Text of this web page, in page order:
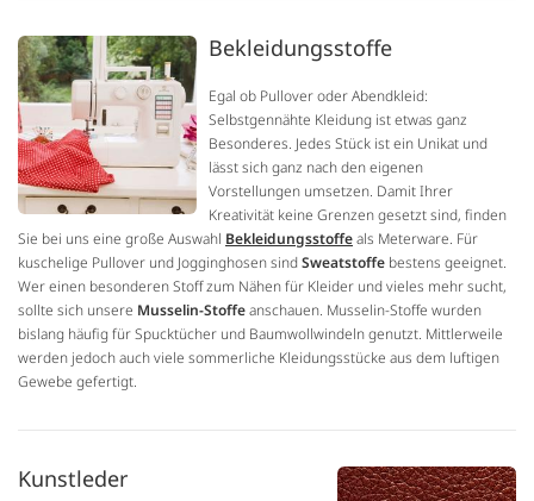
Bekleidungsstoffe
Egal ob Pullover oder Abendkleid:
Selbstgennähte Kleidung ist etwas ganz
Besonderes. Jedes Stück ist ein Unikat und
lässt sich ganz nach den eigenen
Vorstellungen umsetzen. Damit Ihrer
Kreativität keine Grenzen gesetzt sind, finden
Sie bei uns eine große Auswahl Bekleidungsstoffeals Meterware. Für
kuschelige Pullover und Jogginghosen sindSweatstoffe bestens geeignet.
Wer einen besonderen Stoff zum Nähen für Kleider und vieles mehr sucht,
sollte sich unsere Musselin-Stoffeanschauen. Musselin-Stoffe wurden
bislang häufig für Spucktücher und Baumwollwindeln genutzt. Mittlerweile
werden jedoch auch viele sommerliche Kleidungsstücke aus dem luftigen
Gewebe gefertigt.
Kunstleder